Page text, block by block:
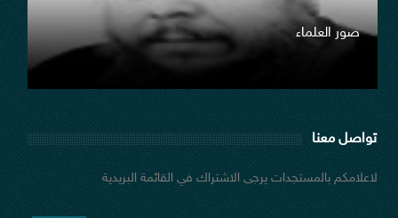
صور العلماء
السلام عليك يا امير المؤمنين
تواصل معنا
لاعلامكم بالمستجدات يرجى الاشتراك في القائمة البريدية